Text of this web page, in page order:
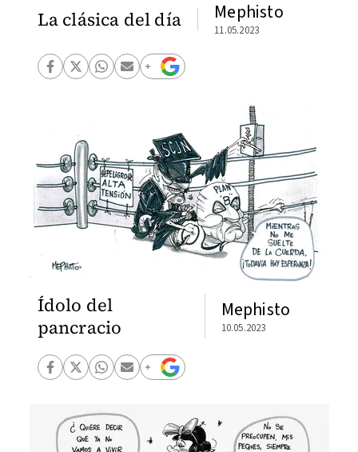
La clásica del día Mephisto
11.05.2023
Ídolo del
pancracio
Mephisto
10.05.2023